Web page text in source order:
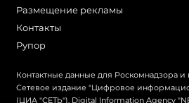
Размещение рекламы
Контакты
Рупор
Контактные данные для Роскомнадзора и
Сетевое издание "Цифровое
(ЦИА "СЕТЬ"), Digital Information Agency